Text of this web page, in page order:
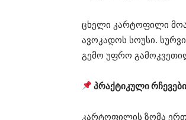
ცხელი კარტოფილი
ავოკადოს სოუსი.
გემო უფრო
პრაქტიკული რჩევები
კარტოფილის ზომა